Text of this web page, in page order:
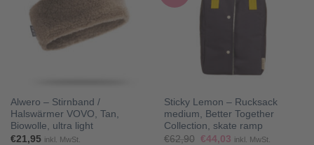
Alwero – Stirnband /
Halswärmer VOVO, Tan,
Biowolle, ultra light
€21,95 inkl. MwSt.
Sticky Lemon – Rucksack
medium, Better Together
Collection, skate ramp
€62,90 Ursprünglicher
€44,03Aktueller
inkl. MwSt.